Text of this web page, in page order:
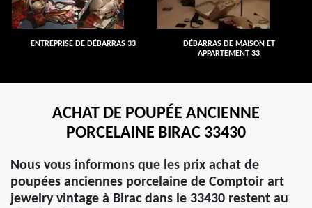
ENTREPRISE DE DÉBARRAS 33
DÉBARRAS DE MAISON ET
APPARTEMENT 33
ACHAT DE POUPÉE ANCIENNE
PORCELAINE BIRAC 33430
Nous vous informons que les prix achat de
poupées anciennes porcelaine de Comptoir art
jewelry vintage à Birac dans le 33430 restent au